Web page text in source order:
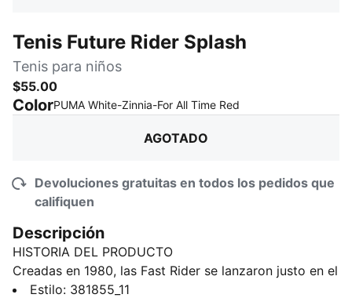
Tenis Future Rider Splash
Tenis para niños
$55.00
ColorPUMA White-Zinnia-For All Time Red
AGOTADO
Devoluciones gratuitas en todos los pedidos que
califiquen
Descripción
HISTORIA DEL PRODUCTO
Creadas en 1980, las Fast Rider se lanzaron justo en el
momento en que el running comenzó a pasar de las
Estilo: 381855_11